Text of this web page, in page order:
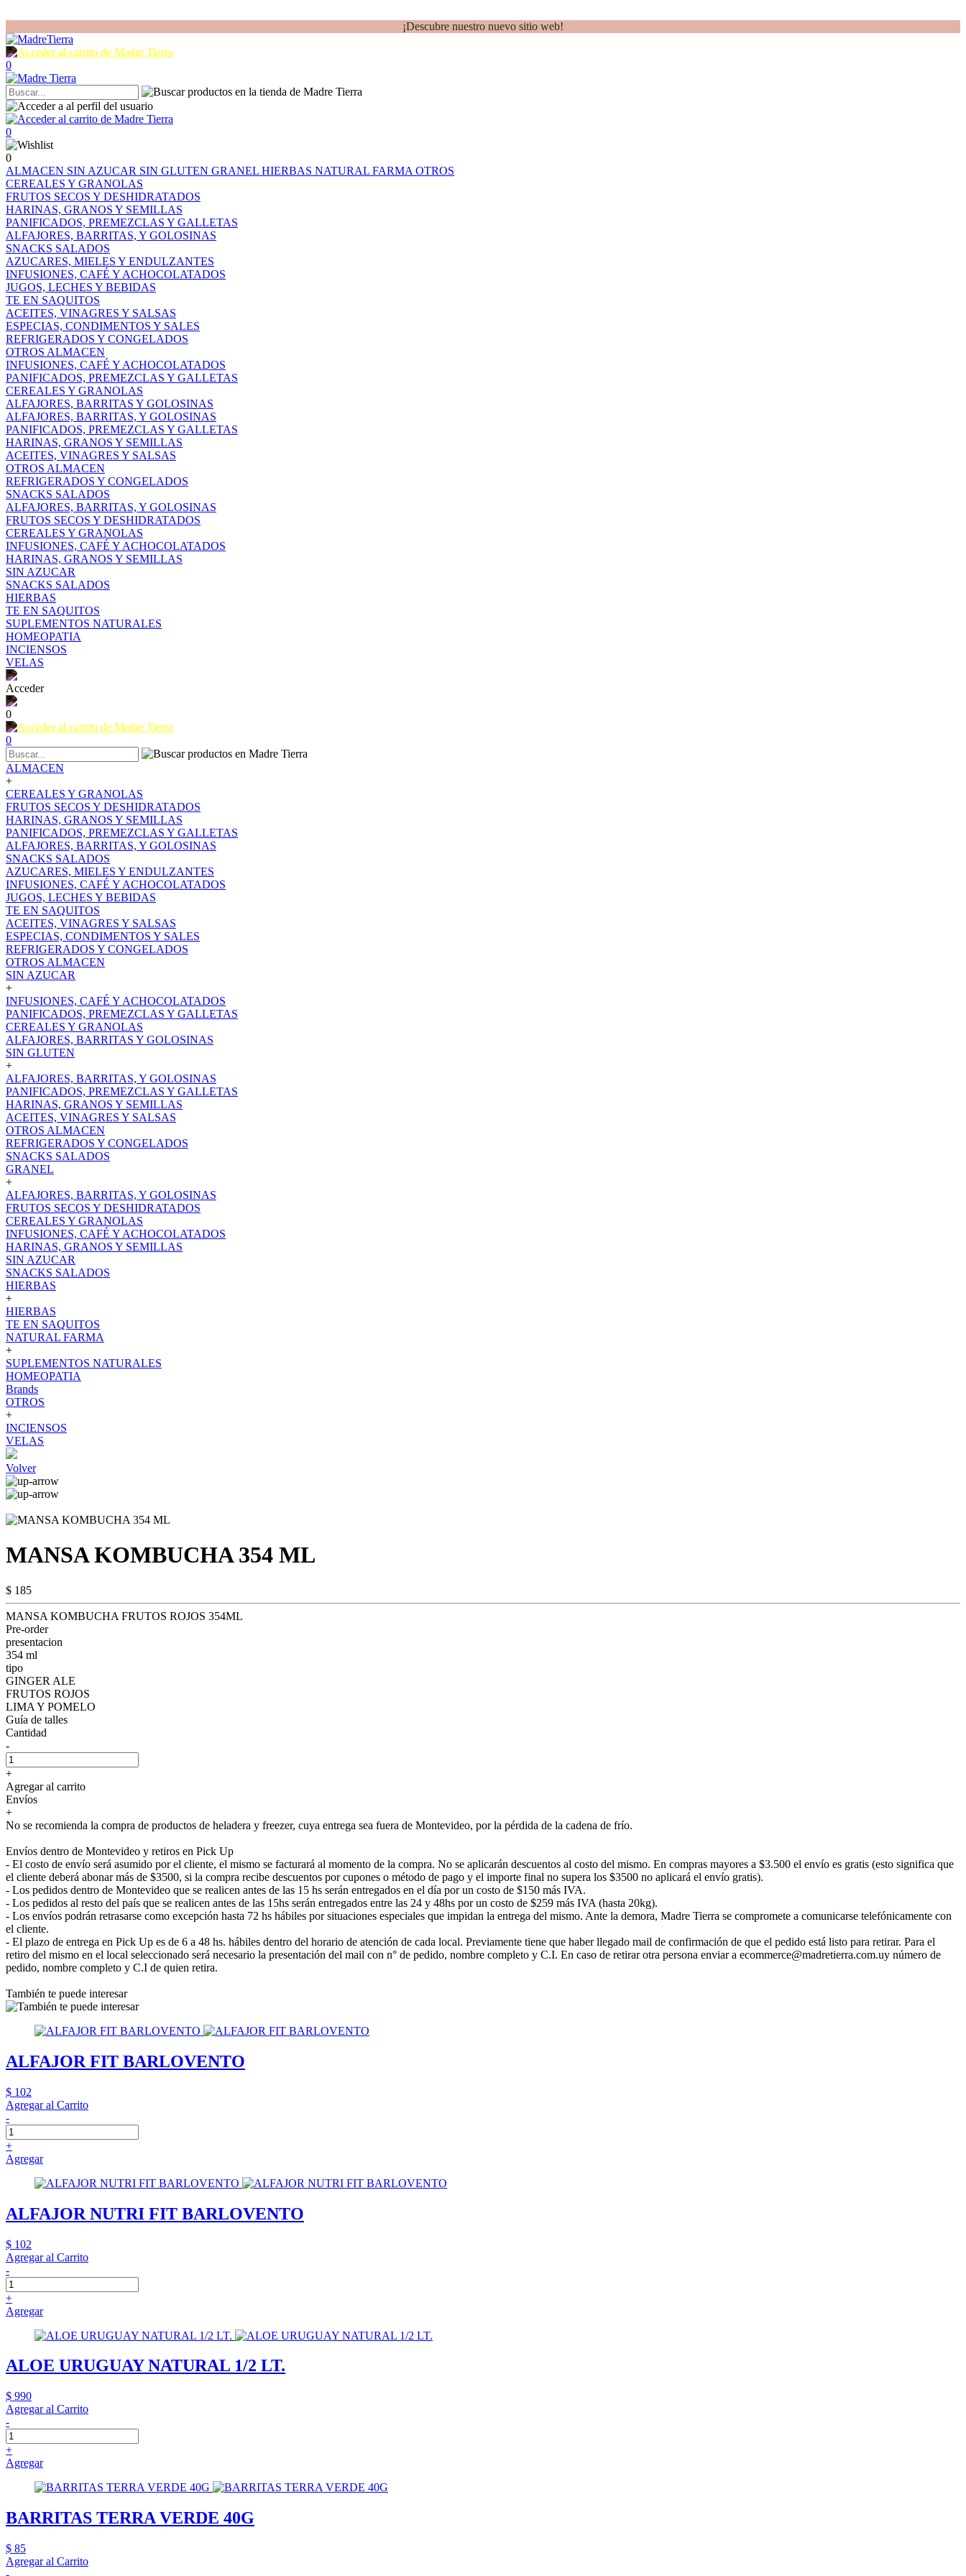
¡Descubre nuestro nuevo sitio web!
0
0
0
ALMACEN SIN AZUCAR SIN GLUTEN GRANEL HIERBAS NATURAL FARMA OTROS
CEREALES Y GRANOLAS
FRUTOS SECOS Y DESHIDRATADOS
HARINAS, GRANOS Y SEMILLAS
PANIFICADOS, PREMEZCLAS Y GALLETAS
ALFAJORES, BARRITAS, Y GOLOSINAS
SNACKS SALADOS
AZUCARES, MIELES Y ENDULZANTES
INFUSIONES, CAFÉ Y ACHOCOLATADOS
JUGOS, LECHES Y BEBIDAS
TE EN SAQUITOS
ACEITES, VINAGRES Y SALSAS
ESPECIAS, CONDIMENTOS Y SALES
REFRIGERADOS Y CONGELADOS
OTROS ALMACEN
INFUSIONES, CAFÉ Y ACHOCOLATADOS
PANIFICADOS, PREMEZCLAS Y GALLETAS
CEREALES Y GRANOLAS
ALFAJORES, BARRITAS Y GOLOSINAS
ALFAJORES, BARRITAS, Y GOLOSINAS
PANIFICADOS, PREMEZCLAS Y GALLETAS
HARINAS, GRANOS Y SEMILLAS
ACEITES, VINAGRES Y SALSAS
OTROS ALMACEN
REFRIGERADOS Y CONGELADOS
SNACKS SALADOS
ALFAJORES, BARRITAS, Y GOLOSINAS
FRUTOS SECOS Y DESHIDRATADOS
CEREALES Y GRANOLAS
INFUSIONES, CAFÉ Y ACHOCOLATADOS
HARINAS, GRANOS Y SEMILLAS
SIN AZUCAR
SNACKS SALADOS
HIERBAS
TE EN SAQUITOS
SUPLEMENTOS NATURALES
HOMEOPATIA
INCIENSOS
VELAS
Acceder
0
0
ALMACEN
+
CEREALES Y GRANOLAS
FRUTOS SECOS Y DESHIDRATADOS
HARINAS, GRANOS Y SEMILLAS
PANIFICADOS, PREMEZCLAS Y GALLETAS
ALFAJORES, BARRITAS, Y GOLOSINAS
SNACKS SALADOS
AZUCARES, MIELES Y ENDULZANTES
INFUSIONES, CAFÉ Y ACHOCOLATADOS
JUGOS, LECHES Y BEBIDAS
TE EN SAQUITOS
ACEITES, VINAGRES Y SALSAS
ESPECIAS, CONDIMENTOS Y SALES
REFRIGERADOS Y CONGELADOS
OTROS ALMACEN
SIN AZUCAR
+
INFUSIONES, CAFÉ Y ACHOCOLATADOS
PANIFICADOS, PREMEZCLAS Y GALLETAS
CEREALES Y GRANOLAS
ALFAJORES, BARRITAS Y GOLOSINAS
SIN GLUTEN
+
ALFAJORES, BARRITAS, Y GOLOSINAS
PANIFICADOS, PREMEZCLAS Y GALLETAS
HARINAS, GRANOS Y SEMILLAS
ACEITES, VINAGRES Y SALSAS
OTROS ALMACEN
REFRIGERADOS Y CONGELADOS
SNACKS SALADOS
GRANEL
+
ALFAJORES, BARRITAS, Y GOLOSINAS
FRUTOS SECOS Y DESHIDRATADOS
CEREALES Y GRANOLAS
INFUSIONES, CAFÉ Y ACHOCOLATADOS
HARINAS, GRANOS Y SEMILLAS
SIN AZUCAR
SNACKS SALADOS
HIERBAS
+
HIERBAS
TE EN SAQUITOS
NATURAL FARMA
+
SUPLEMENTOS NATURALES
HOMEOPATIA
Brands
OTROS
+
INCIENSOS
VELAS
Volver
MANSA KOMBUCHA 354 ML
$ 185
MANSA KOMBUCHA FRUTOS ROJOS 354ML
Pre-order
presentacion
354 ml
tipo
GINGER ALE
FRUTOS ROJOS
LIMA Y POMELO
Guía de talles
Cantidad
-
+
Agregar al carrito
Envíos
+
No se recomienda la compra de productos de heladera y freezer, cuya entrega sea fuera de Montevideo, por la pérdida de la cadena de frío.
Envíos dentro de Montevideo y retiros en Pick Up
- El costo de envío será asumido por el cliente, el mismo se facturará al momento de la compra. No se aplicarán descuentos al costo del mismo. En compras mayores a $3.500 el envío es gratis (esto significa que
el cliente deberá abonar más de $3500, si la compra recibe descuentos por cupones o método de pago y el importe final no supera los $3500 no aplicará el envío gratis).
- Los pedidos dentro de Montevideo que se realicen antes de las 15 hs serán entregados en el día por un costo de $150 más IVA.
- Los pedidos al resto del país que se realicen antes de las 15hs serán entregados entre las 24 y 48hs por un costo de $259 más IVA (hasta 20kg).
- Los envíos podrán retrasarse como excepción hasta 72 hs hábiles por situaciones especiales que impidan la entrega del mismo. Ante la demora, Madre Tierra se compromete a comunicarse telefónicamente con
el cliente.
- El plazo de entrega en Pick Up es de 6 a 48 hs. hábiles dentro del horario de atención de cada local. Previamente tiene que haber llegado mail de confirmación de que el pedido está listo para retirar. Para el
retiro del mismo en el local seleccionado será necesario la presentación del mail con n° de pedido, nombre completo y C.I. En caso de retirar otra persona enviar a ecommerce@madretierra.com.uy número de
pedido, nombre completo y C.I de quien retira.
También te puede interesar
ALFAJOR FIT BARLOVENTO
$ 102
Agregar al Carrito
-
+
Agregar
ALFAJOR NUTRI FIT BARLOVENTO
$ 102
Agregar al Carrito
-
+
Agregar
ALOE URUGUAY NATURAL 1/2 LT.
$ 990
Agregar al Carrito
-
+
Agregar
BARRITAS TERRA VERDE 40G
$ 85
Agregar al Carrito